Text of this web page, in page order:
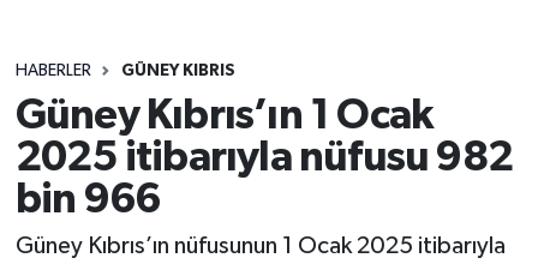
HABERLER GÜNEY KIBRIS
Güney Kıbrıs’ın 1 Ocak
2025 itibarıyla nüfusu 982
bin 966
Güney Kıbrıs’ın nüfusunun 1 Ocak 2025 itibarıyla